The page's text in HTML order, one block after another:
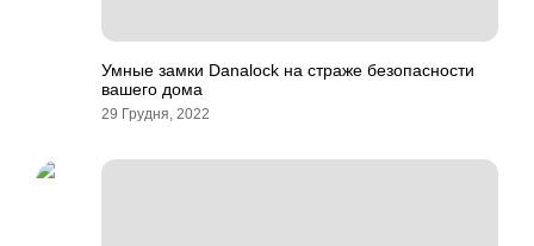
Умные замки Danalock на страже безопасности
вашего дома
29 Грудня, 2022